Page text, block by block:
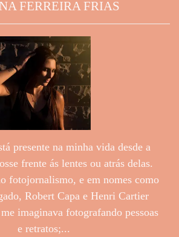
FERREIRA FRIAS
presente na minha vida desde a
frente ás lentes ou atrás delas.
fotojornalismo, e em nomes como
Robert Capa e Henri Cartier
imaginava fotografando pessoas
e retratos;...